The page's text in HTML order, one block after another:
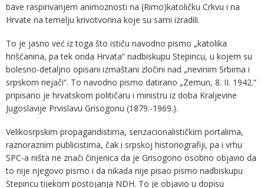
bave raspirivanjem animoznosti na (Rimo)katoličku Crkvu i na
Hrvate na temelju krivotvorina koje su sami izradili.
To je jasno već iz toga što ističu navodno pismo „katolika
hrišćanina, pa tek onda Hrvata“ nadbiskupu Stepincu, u kojem su
bolesno-detaljno opisani izmaštani zločini nad „nevinim Srbima i
srpskom nejači“. To navodno pismo datirano „Zemun, 8. II. 1942.“
pripisano je hrvatskom političaru i ministru iz doba Kraljevine
Jugoslavije Prvislavu Grisogonu (1879.-1969.).
Velikosrpskim propagandistima, senzacionalističkim portalima,
raznoraznim publicistima, čak i srpskoj historiografiji, pa i vrhu
SPC-a ništa ne znači činjenica da je Grisogono osobno objavio da
to nije njegovo pismo i da nikada nije pisao pismo nadbiskupu
Stepincu tijekom postojanja NDH. To je objavio u dopisu